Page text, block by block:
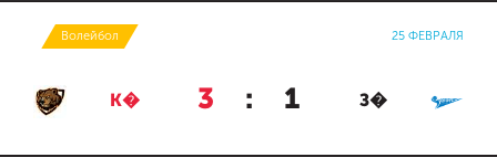
Волейбол 25 ФЕВРАЛЯ
К� 3 : 1 З�